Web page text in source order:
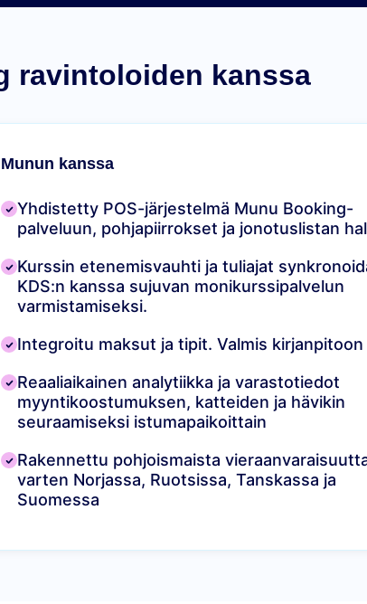
ravintoloiden kanssa
Munun kanssa
Yhdistetty POS-järjestelmä Munu Booking-
palveluun, pohjapiirrokset ja jonotuslistan
Kurssin etenemisvauhti ja tuliajat
KDS:n kanssa sujuvan monikurssipalvelun
varmistamiseksi.
Integroitu maksut ja tipit. Valmis kirjanpitoon
Reaaliaikainen analytiikka ja varastotiedot
myyntikoostumuksen, katteiden ja hävikin
seuraamiseksi istumapaikoittain
Rakennettu pohjoismaista
varten Norjassa, Ruotsissa, Tanskassa ja
Suomessa